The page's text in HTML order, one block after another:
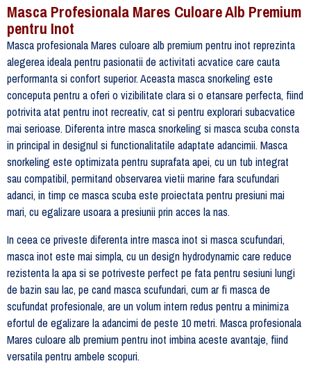
Masca Profesionala Mares Culoare Alb Premium
pentru Inot
Masca profesionala Mares culoare alb premium pentru inot reprezinta
alegerea ideala pentru pasionatii de activitati acvatice care cauta
performanta si confort superior. Aceasta masca snorkeling este
conceputa pentru a oferi o vizibilitate clara si o etansare perfecta, fiind
potrivita atat pentru inot recreativ, cat si pentru explorari subacvatice
mai serioase. Diferenta intre masca snorkeling si masca scuba consta
in principal in designul si functionalitatile adaptate adancimii. Masca
snorkeling este optimizata pentru suprafata apei, cu un tub integrat
sau compatibil, permitand observarea vietii marine fara scufundari
adanci, in timp ce masca scuba este proiectata pentru presiuni mai
mari, cu egalizare usoara a presiunii prin acces la nas.
In ceea ce priveste diferenta intre masca inot si masca scufundari,
masca inot este mai simpla, cu un design hydrodynamic care reduce
rezistenta la apa si se potriveste perfect pe fata pentru sesiuni lungi
de bazin sau lac, pe cand masca scufundari, cum ar fi masca de
scufundat profesionale, are un volum intern redus pentru a minimiza
efortul de egalizare la adancimi de peste 10 metri. Masca profesionala
Mares culoare alb premium pentru inot imbina aceste avantaje, fiind
versatila pentru ambele scopuri.